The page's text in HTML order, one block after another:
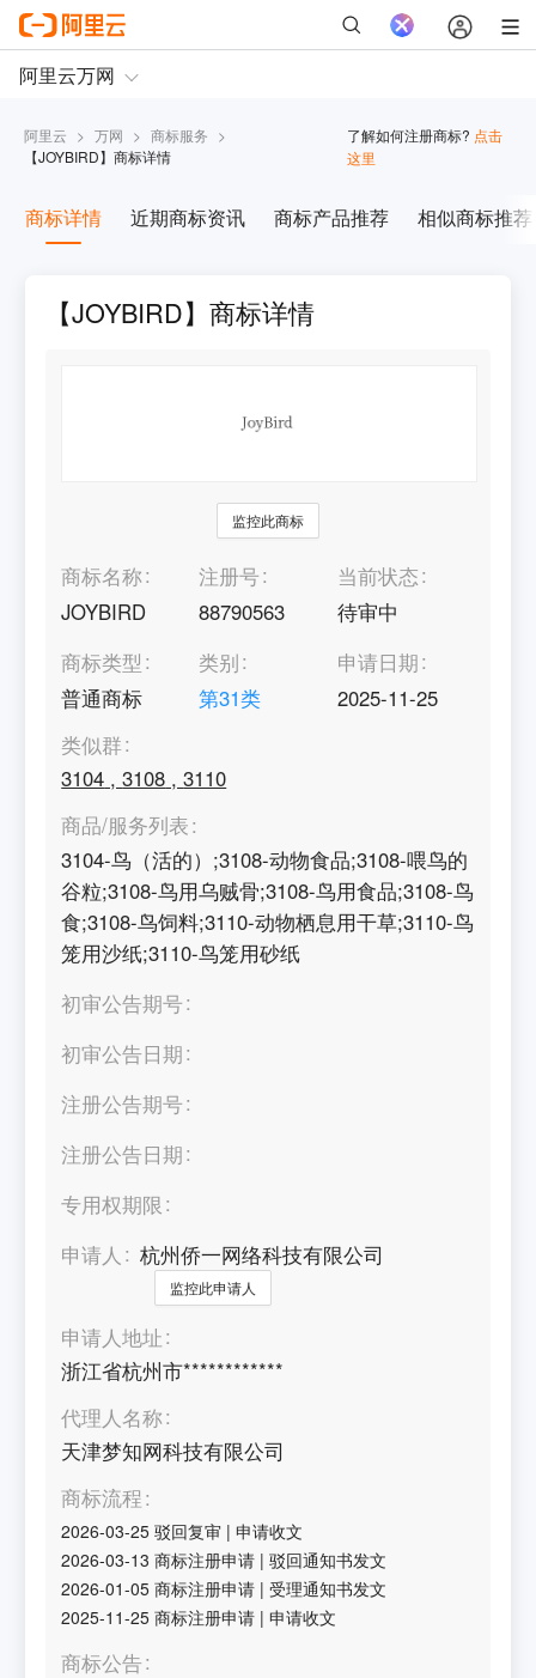
阿里云 > 万网 > 商标服务 >
【JOYBIRD】商标详情
了解如何注册商标? 点击
这里
商标详情 近期商标资讯 商标产品推荐 相似商标推荐
【JOYBIRD】商标详情
监控此商标
商标名称
JOYBIRD
注册号
88790563
当前状态
待审中
商标类型
普通商标
类别
第31类
申请日期
2025-11-25
类似群
3104 ,3108 ,3110
商品/服务列表
3104-鸟（活的）;3108-动物食品;3108-喂鸟的
谷粒;3108-鸟用乌贼骨;3108-鸟用食品;3108-鸟
食;3108-鸟饲料;3110-动物栖息用干草;3110-鸟
笼用沙纸;3110-鸟笼用砂纸
初审公告期号
初审公告日期
注册公告期号
注册公告日期
专用权期限
申请人
杭州侨一网络科技有限公司
监控此申请人
申请人地址
浙江省杭州市************
代理人名称
天津梦知网科技有限公司
商标流程
2026-03-25 驳回复审 |申请收文
2026-03-13 商标注册申请 |驳回通知书发文
2026-01-05 商标注册申请 |受理通知书发文
2025-11-25 商标注册申请 |申请收文
商标公告